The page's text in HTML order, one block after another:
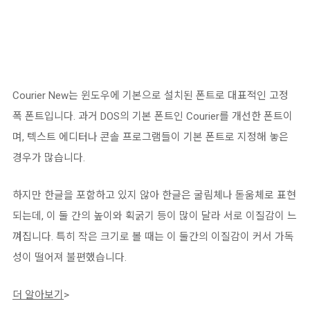
Courier New는 윈도우에 기본으로 설치된 폰트로 대표적인 고정
폭 폰트입니다. 과거 DOS의 기본 폰트인 Courier를 개선한 폰트이
며, 텍스트 에디터나 콘솔 프로그램들이 기본 폰트로 지정해 놓은
경우가 많습니다.
하지만 한글을 포함하고 있지 않아 한글은 굴림체나 돋움체로 표현
되는데, 이 둘 간의 높이와 획굵기 등이 많이 달라 서로 이질감이 느
껴집니다. 특히 작은 크기로 볼 때는 이 둘간의 이질감이 커서 가독
성이 떨어져 불편했습니다.
더 알아보기 >